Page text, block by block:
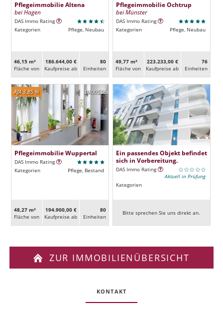
Pflegeimmobilie Altena
bei Hagen
DAS Immo Rating
Kategorien
Pflege, Neubau
46,15 m²
Fläche von
186.644,00 €
Kaufpreise ab
80
Ein­heiten
Pflegeimmobilie Ochtrup
bei Münster
DAS Immo Rating
Kategorien
Pflege, Neubau
49,77 m²
Fläche von
223.233,00 €
Kaufpreise ab
76
Ein­heiten
DA00536
AfA 3,85 %
Pflegeimmobilie Wuppertal
DAS Immo Rating
Kategorien
Pflege, Bestand
48,27 m²
Fläche von
194.900,00 €
Kaufpreise ab
80
Ein­heiten
Ein passendes Objekt befindet
sich in Vorbereitung.
DAS Immo Rating
Aktuell in Prüfung
Kategorien
Bitte sprechen Sie uns direkt an.
ZUR IMMOBILIENÜBERSICHT
KONTAKT